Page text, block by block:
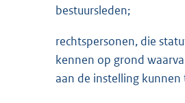
bestuursleden;
rechtspersonen, die
kennen op grond
aan de instelling kunnen